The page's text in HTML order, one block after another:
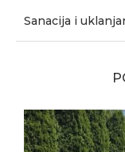
Sanacija i